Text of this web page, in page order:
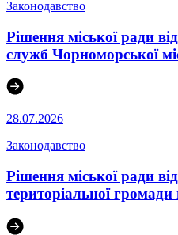
Законодавство
Рішення міської ради
служб Чорноморської
28.07.2026
Законодавство
Рішення міської ради
територіальної громади